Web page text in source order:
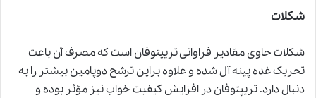
شکلات
شکلات حاوی مقادیر فراوانی تریپتوفان است که مصرف آن باعث
تحریک غده پینه آل شده و علاوه براین ترشح دوپامین بیشتر را به
دنبال دارد. تریپتوفان در افزایش کیفیت خواب نیز مؤثر بوده و